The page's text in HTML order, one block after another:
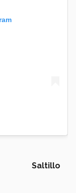
Saltillo